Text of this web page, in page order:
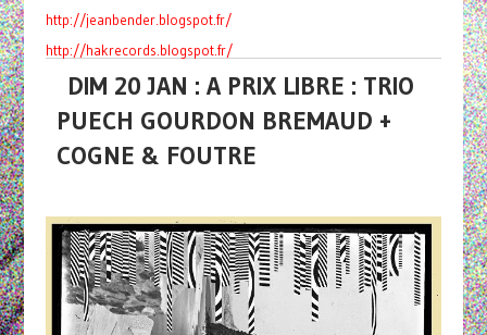
http://jeanbender.blogspot.fr/
http://hakrecords.blogspot.fr/
DIM 20 JAN : A PRIX LIBRE : TRIO
PUECH GOURDON BREMAUD +
COGNE & FOUTRE